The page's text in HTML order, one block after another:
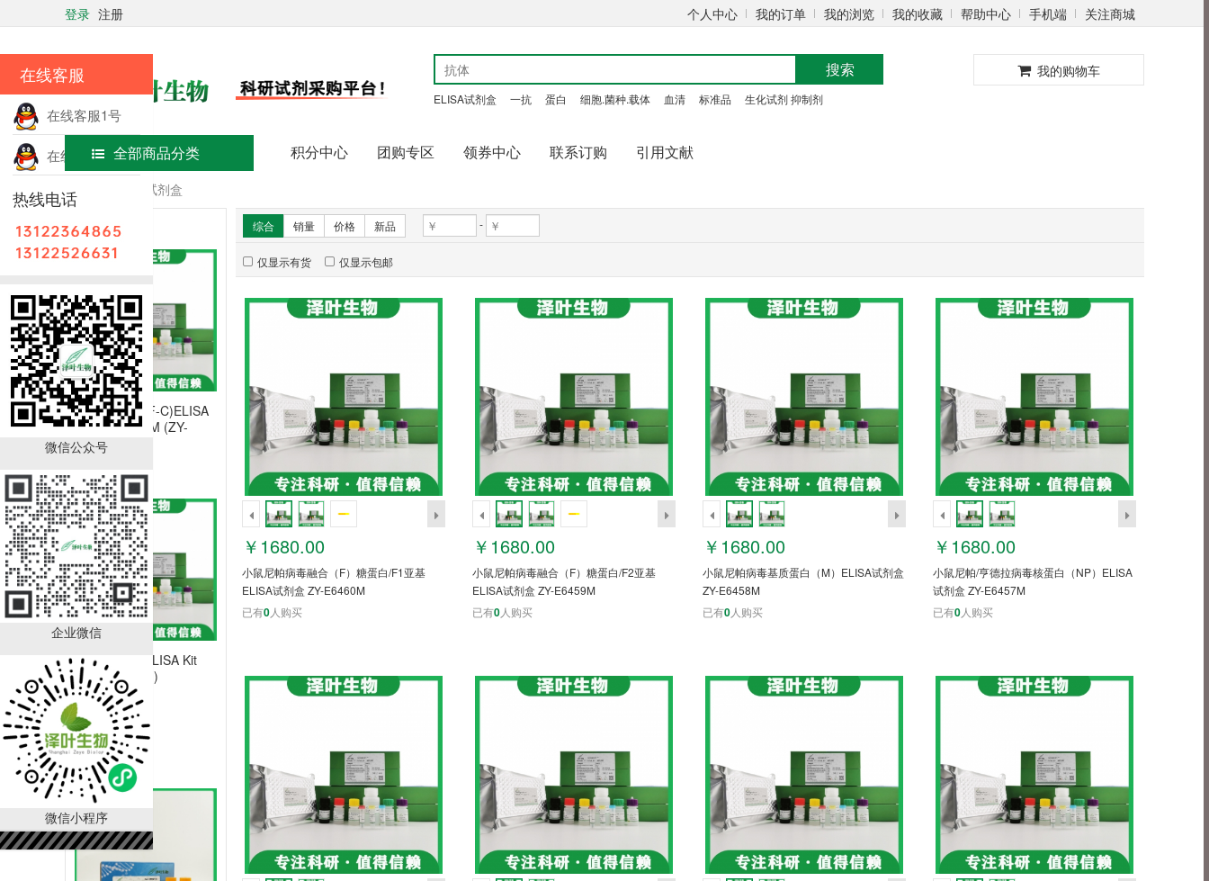
在线客服
在线客服1号
在线客服2号
热线电话
微信公众号
企业微信
微信小程序
登录 注册 个人中心 我的订单 我的浏览 我的收藏 帮助中心 手机端 关注商城
搜索
ELISA试剂盒 一抗 蛋白 细胞.菌种.载体 血清 标准品 生化试剂 抑制剂
我的购物车
全部商品分类 积分中心 团购专区 领券中心 联系订购 引用文献
首页
ELISA试剂盒
新品推荐
Mouse (VEGF-C)ELISA
Kit ZY-E6424M (ZY-
E6445M)
￥1264.00
0 人购买
Mouse (Ide)ELISA Kit
(ZY-E61125M)
￥2384.00
已有
10人购买
销量排行
综合 销量 价格 新品 -
仅显示有货 仅显示包邮
￥1680.00
小鼠尼帕病毒融合（F）糖蛋白/F1亚基
ELISA试剂盒 ZY-E6460M
已有0人购买
￥1680.00
小鼠尼帕病毒融合（F）糖蛋白/F2亚基
ELISA试剂盒 ZY-E6459M
已有0人购买
￥1680.00
小鼠尼帕病毒基质蛋白（M）ELISA试剂盒
ZY-E6458M
已有0人购买
￥1680.00
小鼠尼帕/亨德拉病毒核蛋白（NP）ELISA
试剂盒 ZY-E6457M
已有0人购买